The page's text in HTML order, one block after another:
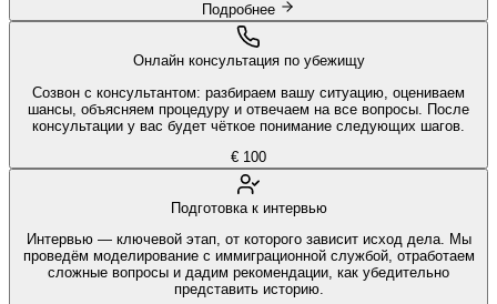
Подробнее
Онлайн консультация по убежищу
Созвон с консультантом: разбираем вашу ситуацию, оцениваем
шансы, объясняем процедуру и отвечаем на все вопросы. После
консультации у вас будет чёткое понимание следующих шагов.
€ 100
Подготовка к интервью
Интервью — ключевой этап, от которого зависит исход дела. Мы
проведём моделирование с иммиграционной службой, отработаем
сложные вопросы и дадим рекомендации, как убедительно
представить историю.